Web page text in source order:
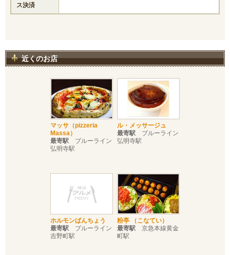
ス決済
近くのお店
マッサ（pizzeria
Massa）
最寄駅 ブルーライン
弘明寺駅
ル・メッサージュ
最寄駅 ブルーライン
弘明寺駅
ホルモンばんちょう
最寄駅 ブルーライン
吉野町駅
粉亭 （こなてい）
最寄駅 京急本線黄金
町駅